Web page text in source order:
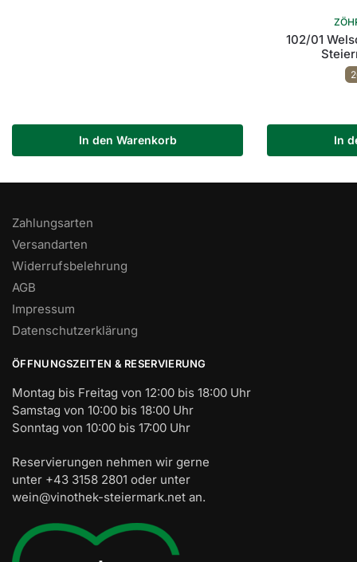
In den Warenkorb
102/01
In
Zahlungsarten
Versandarten
Widerrufsbelehrung
AGB
Impressum
Datenschutzerklärung
ÖFFNUNGSZEITEN & RESERVIERUNG
Montag bis Freitag von 12:00 bis 18:00 Uhr
Samstag von 10:00 bis 18:00 Uhr
Sonntag von 10:00 bis 17:00 Uhr
Reservierungen nehmen wir gerne
unter +43 3158 2801 oder unter
wein@vinothek-steiermark.net an.